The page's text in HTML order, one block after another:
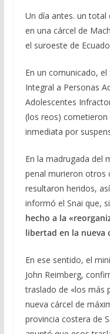
Un día antes. un
en una cárcel de
el suroeste de
En un comunicado,
Integral a Personas
Adolescentes
(los reos)
inmediata por
En la madrugada del
penal murieron otros
resultaron heridos,
informó el Snai que,
hecho a la
libertad en la nueva
En ese sentido, el
John Reimberg,
traslado de «los más
nueva cárcel de
provincia costera de